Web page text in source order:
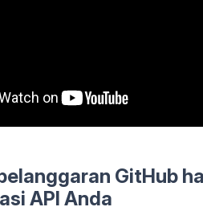
GitHub
API Anda